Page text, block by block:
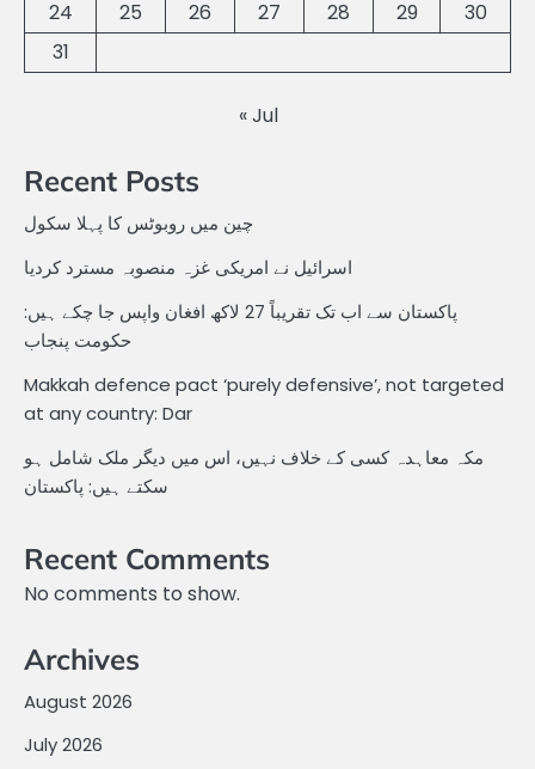
24 25 26 27 28 29
30
31
« Jul
Recent Posts
چین میں روبوٹس کا پہلا سکول
اسرائیل نے امریکی غزہ منصوبہ مسترد کردیا
پاکستان سے اب تک تقریباً 27 لاکھ افغان واپس جا چکے ہیں:
حکومت پنجاب
Makkah defence pact ‘purely defensive’, not targeted
at any country: Dar
مکہ معاہدہ کسی کے خلاف نہیں، اس میں دیگر ملک شامل ہو
سکتے ہیں: پاکستان
Recent Comments
No comments to show.
Archives
August 2026
July 2026